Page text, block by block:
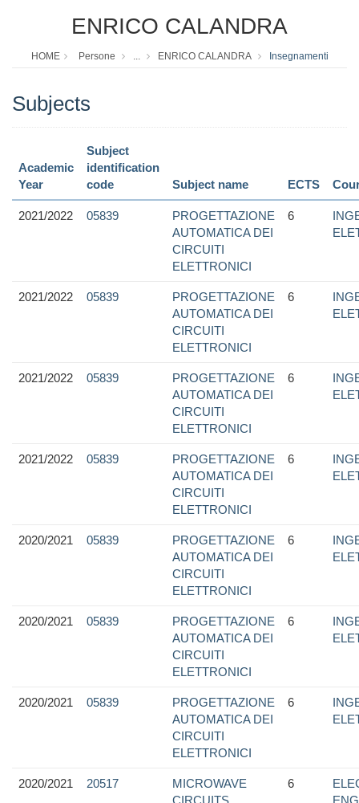
ENRICO CALANDRA
HOME Persone ... ENRICO CALANDRA Insegnamenti
Subjects
Academic
Year
Subject
identification
code
Subject name ECTS
2021/2022 05839
PROGETTAZIONE
AUTOMATICA DEI
CIRCUITI
ELETTRONICI
6
2021/2022 05839
PROGETTAZIONE
AUTOMATICA DEI
CIRCUITI
ELETTRONICI
6
2021/2022 05839
PROGETTAZIONE
AUTOMATICA DEI
CIRCUITI
ELETTRONICI
6
2021/2022 05839
PROGETTAZIONE
AUTOMATICA DEI
CIRCUITI
ELETTRONICI
6
2020/2021 05839
PROGETTAZIONE
AUTOMATICA DEI
CIRCUITI
ELETTRONICI
6
2020/2021 05839
PROGETTAZIONE
AUTOMATICA DEI
CIRCUITI
ELETTRONICI
6
2020/2021 05839
PROGETTAZIONE
AUTOMATICA DEI
CIRCUITI
ELETTRONICI
6
2020/2021 20517
MICROWAVE
6